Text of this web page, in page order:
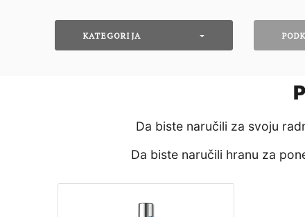
KATEGORIJA
Da biste naručili za svoju
Da biste naručili hranu za